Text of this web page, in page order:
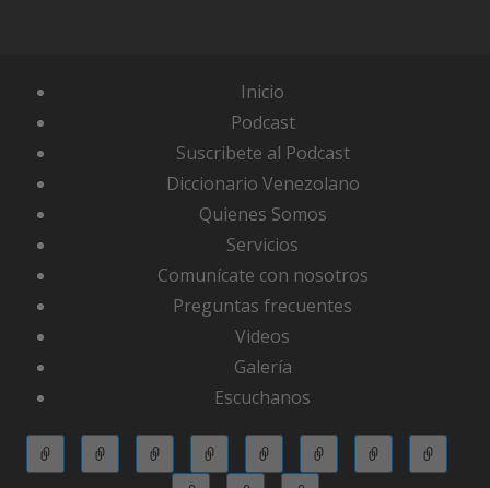
Inicio
Podcast
Suscribete al Podcast
Diccionario Venezolano
Quienes Somos
Servicios
Comunícate con nosotros
Preguntas frecuentes
Videos
Galería
Escuchanos